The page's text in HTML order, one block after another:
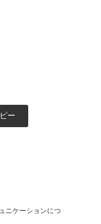
ー
ニケーションにつ